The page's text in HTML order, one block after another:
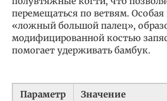
перемещаться по ветвям.
«ложный большой палец»,
модифицированной костью
помогает удерживать бамбук.
Параметр
Значение